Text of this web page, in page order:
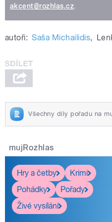
akcent@rozhlas.cz
autoři: Saša Michailidis,
Všechny díly pořadu na
mujRozhlas
Hry a četby
Krimi
Pohádky
Pořady
Živé vysílání